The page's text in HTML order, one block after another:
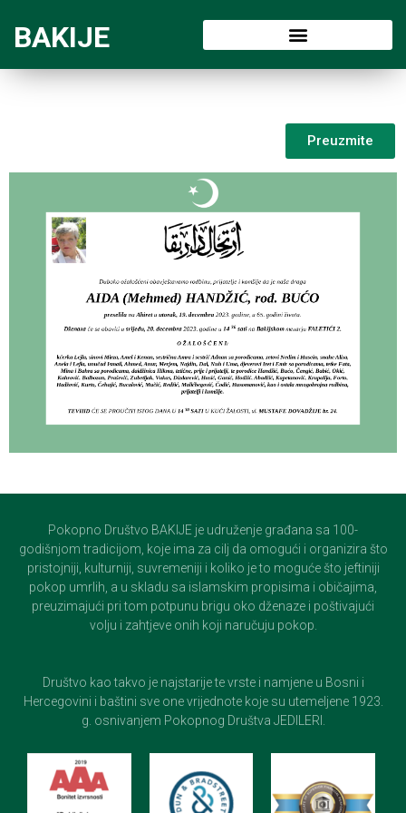
BAKIJE
Preuzmite
Pokopno Društvo BAKIJE je udruženje građana sa 100-
godišnjom tradicijom, koje ima za cilj da omogući i organizira što
pristojniji, kulturniji, suvremeniji i koliko je to moguće što jeftiniji
pokop umrlih, a u skladu sa islamskim propisima i običajima,
preuzimajući pri tom potpunu brigu oko dženaze i poštivajući
volju i zahtjeve onih koji naručuju pokop.
Društvo kao takvo je najstarije te vrste i namjene u Bosni i
Hercegovini i baštini sve one vrijednote koje su utemeljene 1923.
g. osnivanjem Pokopnog Društva JEDILERI.